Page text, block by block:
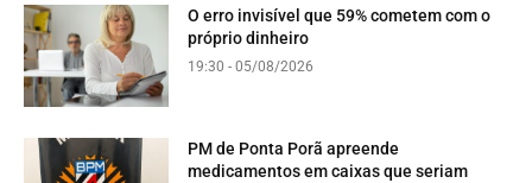
O erro invisível que 59% cometem com o
próprio dinheiro
19:30 - 05/08/2026
PM de Ponta Porã apreende
medicamentos em caixas que seriam